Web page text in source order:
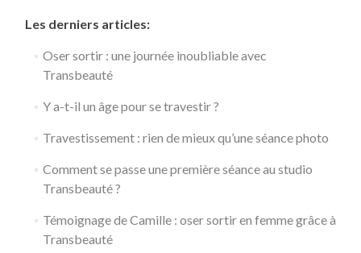
Les derniers articles:
Oser sortir : une journée inoubliable avec
Transbeauté
Y a-t-il un âge pour se travestir ?
Travestissement : rien de mieux qu’une séance photo
Comment se passe une première séance au studio
Transbeauté ?
Témoignage de Camille : oser sortir en femme grâce à
Transbeauté